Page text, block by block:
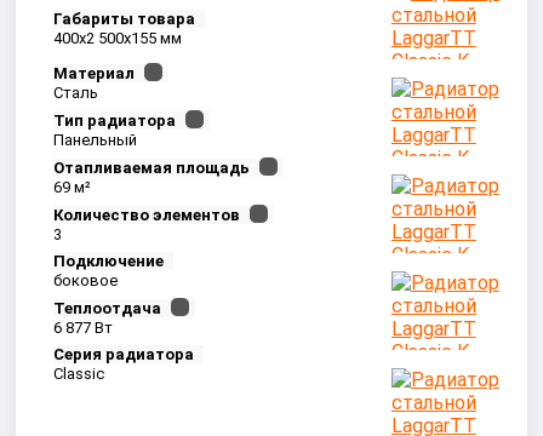
Габариты товара
400x2 500x155 мм
Материал
Сталь
Тип радиатора
Панельный
Отапливаемая площадь
69 м²
Количество элементов
3
Подключение
боковое
Теплоотдача
6 877 Вт
Серия радиатора
Classic